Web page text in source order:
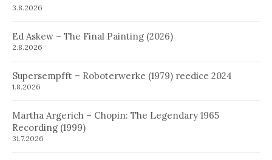
3.8.2026
Ed Askew – The Final Painting (2026)
2.8.2026
Supersempfft – Roboterwerke (1979) reedice 2024
1.8.2026
Martha Argerich – Chopin: The Legendary 1965
Recording (1999)
31.7.2026